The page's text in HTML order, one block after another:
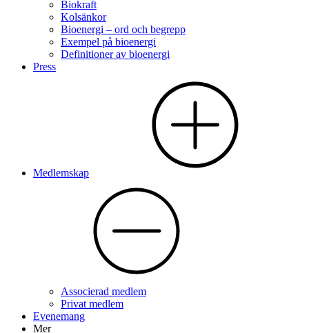
Biokraft
Kolsänkor
Bioenergi – ord och begrepp
Exempel på bioenergi
Definitioner av bioenergi
Press
Medlemskap
Associerad medlem
Privat medlem
Evenemang
Mer